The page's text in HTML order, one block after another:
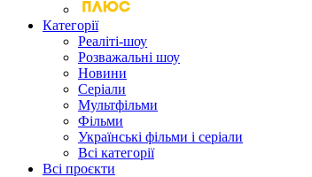
Категорії
Реаліті-шоу
Розважальні шоу
Новини
Серіали
Мультфільми
Фільми
Українські фільми і серіали
Всі категорії
Всі проєкти